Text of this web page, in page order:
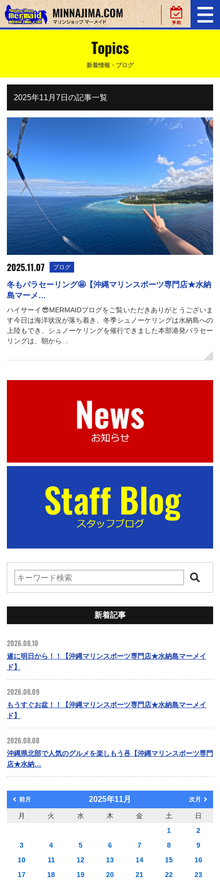
Topics
新着情報・ブログ
2025年11月7日の記事一覧
2025.11.07 ブログ
冬もパラセーリング🤩【沖縄マリンスポーツ専門店★水納
島マーメ…
ハイサーイ😎MERMAIDブログをご覧いただきありがとうございま
す今日は海洋状況が落ち着き、冬季シュノーケリングは水納島への
上陸もでき、シュノーケリングを催行できました本部港発パラセー
リングは、朝から…
新着記事
2026.08.10
遂に明日から！！【沖縄マリンスポーツ専門店★水納島マーメイ
ド】
2026.08.09
もうすぐお盆！！【沖縄マリンスポーツ専門店★水納島マーメイ
ド】
2026.08.08
沖縄県北部で人気のグルメを楽しもう🍜【沖縄マリンスポーツ専門
店★水納…
前月 2025年11月 次月
月 火 水 木 金 土
日
1
2
3
4 5 6 7 8
9
10
11 12 13 14 15
16
17
18 19 20 21 22 23